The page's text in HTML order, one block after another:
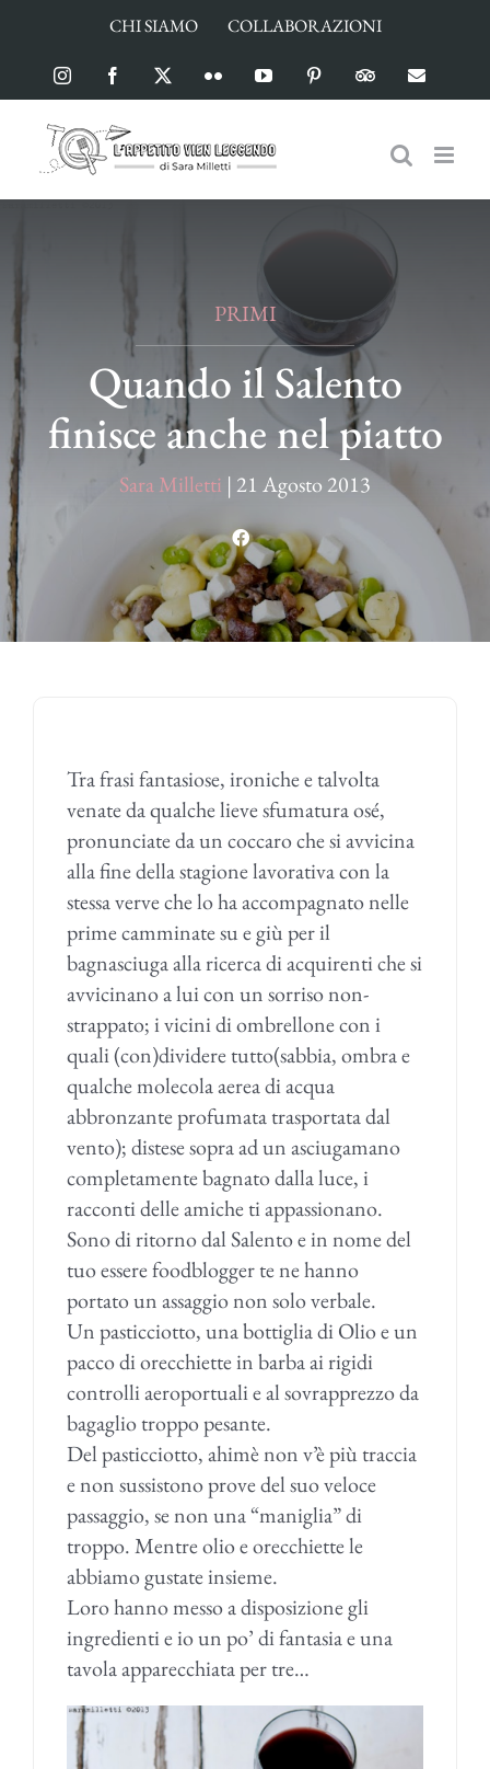
contenuto
CHI SIAMO COLLABORAZIONI
InstagramFacebook Flickr YouTube PinterestTripAdvisor
Email
PRIMI
Quando il Salento
finisce anche nel piatto
Sara Milletti | 21 Agosto 2013
Tra frasi fantasiose, ironiche e talvolta
venate da qualche lieve sfumatura osé,
pronunciate da un coccaro che si avvicina
alla fine della stagione lavorativa con la
stessa verve che lo ha accompagnato nelle
prime camminate su e giù per il
bagnasciuga alla ricerca di acquirenti che si
avvicinano a lui con un sorriso non-
strappato; i vicini di ombrellone con i
quali (con)dividere tutto(sabbia, ombra e
qualche molecola aerea di acqua
abbronzante profumata trasportata dal
vento); distese sopra ad un asciugamano
completamente bagnato dalla luce, i
racconti delle amiche ti appassionano.
Sono di ritorno dal Salento e in nome del
tuo essere foodblogger te ne hanno
portato un assaggio non solo verbale.
Un pasticciotto, una bottiglia di Olio e un
pacco di orecchiette in barba ai rigidi
controlli aeroportuali e al sovrapprezzo da
bagaglio troppo pesante.
Del pasticciotto, ahimè non v’è più traccia
e non sussistono prove del suo veloce
passaggio, se non una “maniglia” di
troppo. Mentre olio e orecchiette le
abbiamo gustate insieme.
Loro hanno messo a disposizione gli
ingredienti e io un po’ di fantasia e una
tavola apparecchiata per tre…